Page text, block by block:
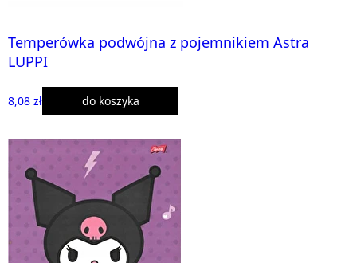
Temperówka podwójna z pojemnikiem Astra
LUPPI
8,08 zł do koszyka